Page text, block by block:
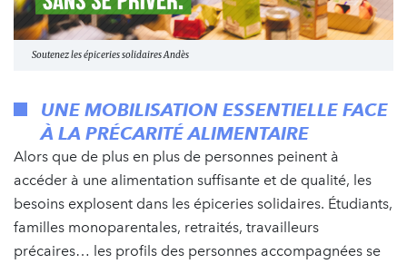
Soutenez les épiceries solidaires Andès
UNE MOBILISATION ESSENTIELLE FACE
À LA PRÉCARITÉ ALIMENTAIRE
Alors que de plus en plus de personnes peinent à
accéder à une alimentation suffisante et de qualité, les
besoins explosent dans les épiceries solidaires. Étudiants,
familles monoparentales, retraités, travailleurs
précaires… les profils des personnes accompagnées se